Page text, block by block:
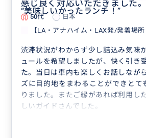
“美味しいかったランチ！”
感じ良く対応いただきました。
50代
日本
【LA・アナハイム・LAX発/発着場
渋滞状況がわからず少し詰込み気味
ュールを希望しましたが、快く引き
た。当日は車内も楽しくお話しなが
ズに目的地をまわることができとて
りました。またご縁があれば利用し
しいガイドさんでした。